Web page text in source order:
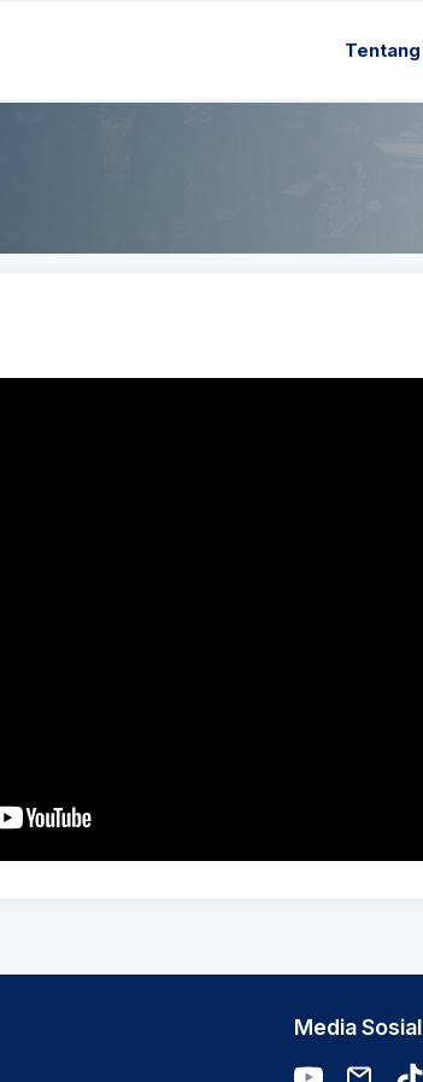
Tentang
Media Sosial